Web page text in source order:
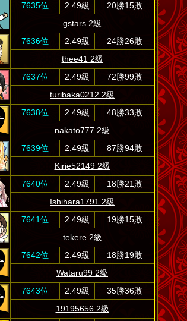
7635位
2.49級
20勝15敗
gstars 2級
7636位
2.49級
24勝26敗
thee41 2級
7637位
2.49級
72勝99敗
turibaka0212 2級
7638位
2.49級
48勝33敗
nakato777 2級
7639位
2.49級
87勝94敗
Kirie52149 2級
7640位
2.49級
18勝21敗
Ishihara1791 2級
7641位
2.49級
19勝15敗
tekere 2級
7642位
2.49級
18勝19敗
Wataru99 2級
7643位
2.49級
35勝36敗
19195656 2級